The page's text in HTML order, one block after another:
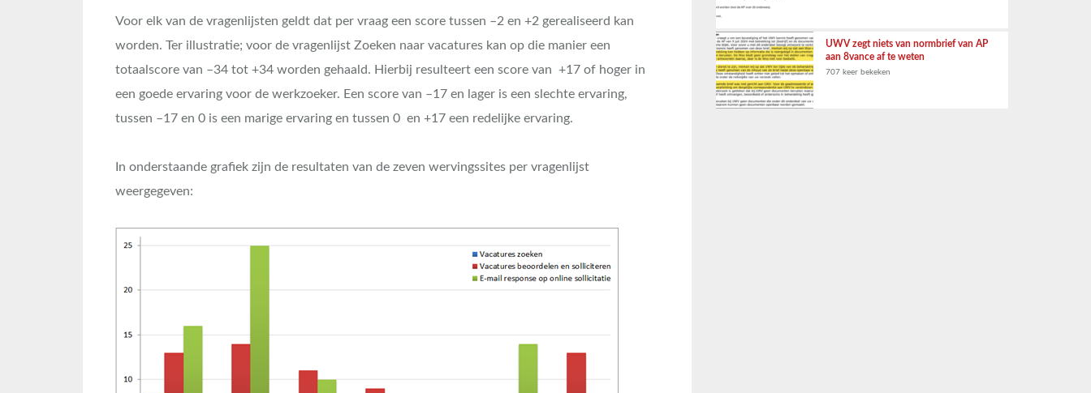
Voor elk van de vragenlijsten geldt dat per vraag een score tussen –2 en +2 gerealiseerd kan
worden. Ter illustratie; voor de vragenlijst Zoeken naar vacatures kan op die manier een
totaalscore van –34 tot +34 worden gehaald. Hierbij resulteert een score van +17 of hoger in
een goede ervaring voor de werkzoeker. Een score van –17 en lager is een slechte ervaring,
tussen –17 en 0 is een marige ervaring en tussen 0 en +17 een redelijke ervaring.
In onderstaande grafiek zijn de resultaten van de zeven wervingssites per vragenlijst
weergegeven:
UWV zegt niets van normbrief van AP
aan 8vance af te weten
707 keer bekeken